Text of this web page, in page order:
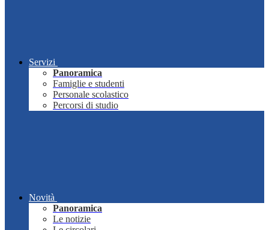
Servizi
Panoramica
Famiglie e studenti
Personale scolastico
Percorsi di studio
Novità
Panoramica
Le notizie